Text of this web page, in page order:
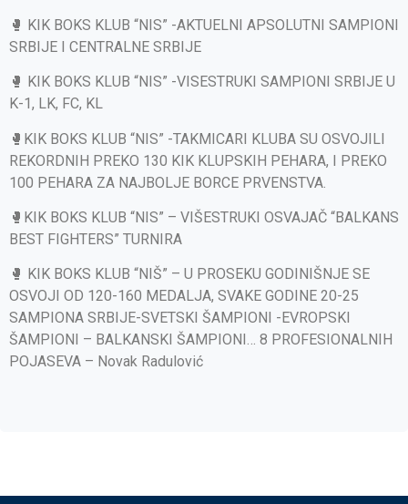
🥊 KIK BOKS KLUB “NIS” -AKTUELNI APSOLUTNI SAMPIONI
SRBIJE I CENTRALNE SRBIJE
🥊 KIK BOKS KLUB “NIS” -VISESTRUKI SAMPIONI SRBIJE U
K-1, LK, FC, KL
🥊KIK BOKS KLUB “NIS” -TAKMICARI KLUBA SU OSVOJILI
REKORDNIH PREKO 130 KIK KLUPSKIH PEHARA, I PREKO
100 PEHARA ZA NAJBOLJE BORCE PRVENSTVA.
🥊KIK BOKS KLUB “NIS” – VIŠESTRUKI OSVAJAČ “BALKANS
BEST FIGHTERS” TURNIRA
🥊 KIK BOKS KLUB “NIŠ” – U PROSEKU GODINIŠNJE SE
OSVOJI OD 120-160 MEDALJA, SVAKE GODINE 20-25
SAMPIONA SRBIJE-SVETSKI ŠAMPIONI -EVROPSKI
ŠAMPIONI – BALKANSKI ŠAMPIONI… 8 PROFESIONALNIH
POJASEVA – Novak Radulović